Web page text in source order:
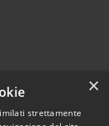
×
strettamente